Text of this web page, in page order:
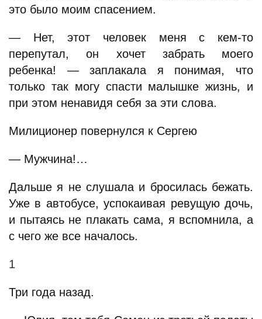
это было моим спасением.
— Нет, этот человек меня с кем-то
перепутал, он хочет забрать моего
ребенка! — заплакала я понимая, что
только так могу спасти малышке жизнь, и
при этом ненавидя себя за эти слова.
Милиционер повернулся к Сергею
— Мужчина!…
Дальше я не слушала и бросилась бежать.
Уже в автобусе, успокаивая ревущую дочь,
и пытаясь не плакать сама, я вспомнила, а
с чего же все началось.
1
Три года назад.